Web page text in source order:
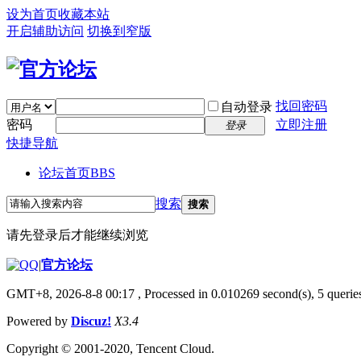
设为首页收藏本站
开启辅助访问 切换到窄版
自动登录 找回密码
密码
登录
立即注册
快捷导航
论坛首页BBS
搜索 搜索
请先登录后才能继续浏览
|官方论坛
GMT+8, 2026-8-8 00:17 , Processed in 0.010269 second(s), 5
Powered by Discuz! X3.4
Copyright © 2001-2020, Tencent Cloud.